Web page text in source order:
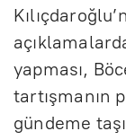
yapması,
tartışmanın
gündeme